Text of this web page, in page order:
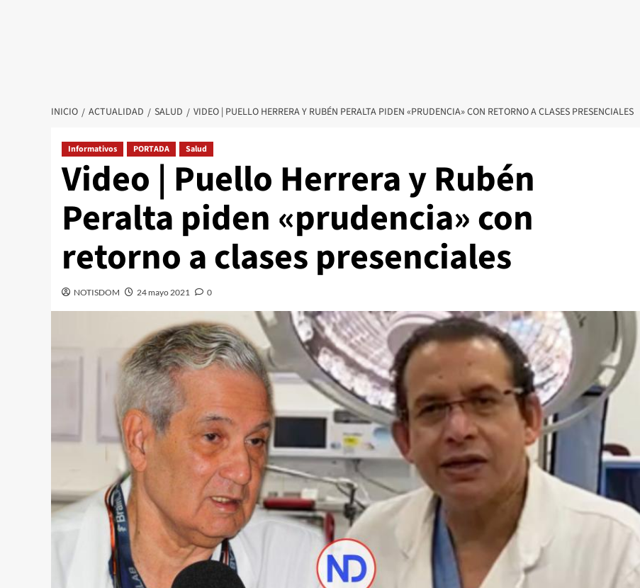
INICIO ACTUALIDAD SALUD VIDEO | PUELLO HERRERA Y RUBÉN PERALTA PIDEN «PRUDENCIA» CON RETORNO A CLASES PRESENCIALES
Informativos PORTADA Salud
Video | Puello Herrera y Rubén
Peralta piden «prudencia» con
retorno a clases presenciales
NOTISDOM 24 mayo 2021 0